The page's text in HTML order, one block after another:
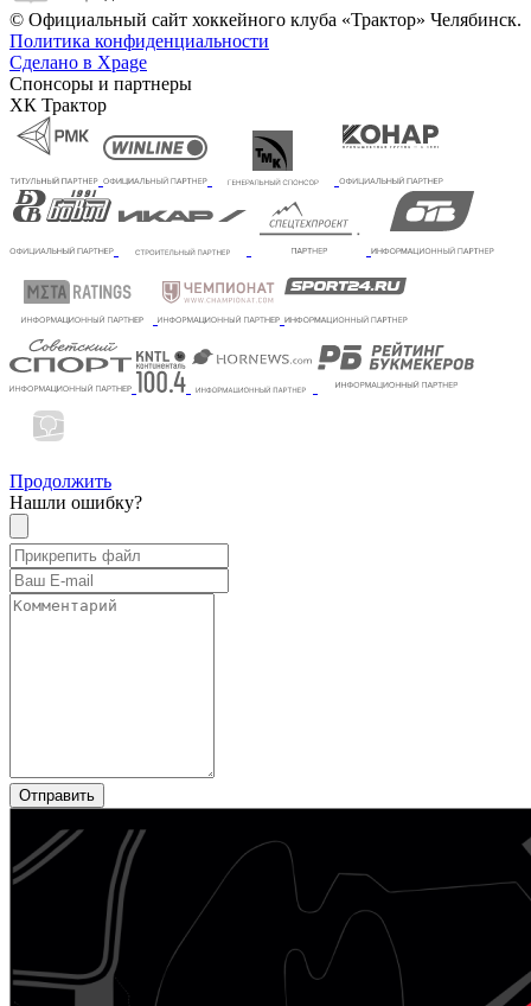
© Официальный сайт хоккейного клуба «Трактор» Челябинск.
Политика конфиденциальности
Сделано в Xpage
Спонсоры и партнеры
ХК Трактор
Продолжить
Нашли ошибку?